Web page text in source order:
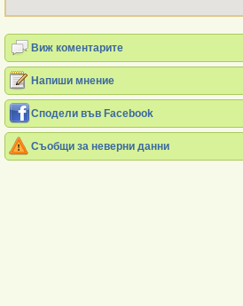
Виж коментарите
Напиши мнение
Сподели във Facebook
Съобщи за неверни данни